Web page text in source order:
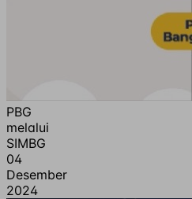
PBG
melalui
SIMBG
04
Desember
2024